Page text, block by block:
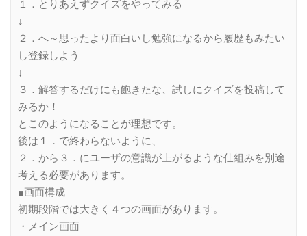
１．とりあえずクイズをやってみる
↓
２．へ～思ったより面白いし勉強になるから履歴もみたい
し登録しよう
↓
３．解答するだけにも飽きたな、試しにクイズを投稿して
みるか！
とこのようになることが理想です。
後は１．で終わらないように、
２．から３．にユーザの意識が上がるような仕組みを別途
考える必要があります。
■画面構成
初期段階では大きく４つの画面があります。
・メイン画面